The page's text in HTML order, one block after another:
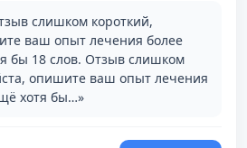
слишком короткий,
ваш опыт лечения более
бы 18 слов. Отзыв слишком
опишите ваш опыт лечения
хотя бы…»